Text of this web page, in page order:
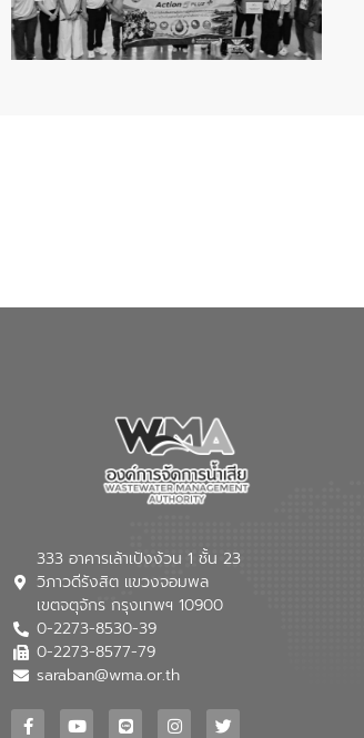
333 อาคารเล้าเป้งง้วน 1 ชั้น 23
วิภาวดีรังสิต แขวงจอมพล
เขตจตุจักร กรุงเทพฯ 10900
0-2273-8530-39
0-2273-8577-79
saraban@wma.or.th